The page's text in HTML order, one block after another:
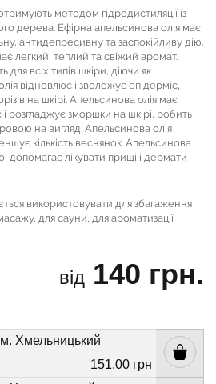
методом гідродистиляції із
дерева. Ефірна апельсинова олія має
антидепресивну та заспокійливу дію.
легкий, теплий та свіжий аромат.
для всіх типів шкіри, діючи як
відновлює і зволожує епідерміс,
на шкірі. Апельсинова олія має
і розгладжує зморшки на шкірі, робить
на вигляд. Апельсинова олія
кількість веснянок. Апельсинова
допомагає лікувати прищі і дермати
використовувати для збагаження
для сауни, для ароматизації
від 140 грн.
Хмельницький
151.00 грн